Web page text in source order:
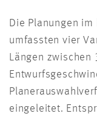
Die Planungen
umfassten vier
Längen zwischen
eingeleitet.